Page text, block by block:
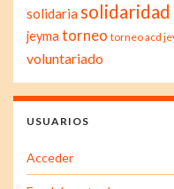
solidariasolidaridad
jeyma torneo torneo acd
voluntariado
USUARIOS
Acceder